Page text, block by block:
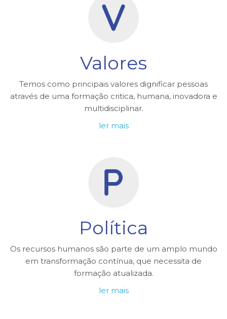
Valores
Temos como principais valores dignificar pessoas
através de uma formação critica, humana, inovadora e
multidisciplinar.
ler mais
Política
Os recursos humanos são parte de um amplo mundo
em transformação contínua, que necessita de
formação atualizada.
ler mais